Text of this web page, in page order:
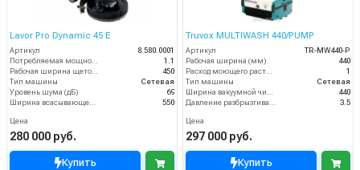
Lavor Pro Dynamic 45 E
Артикул
8.580.0001
Потребляемая мощность (кВт)
1.1
Рабочая ширина щеток (мм)
450
Тип машины
Сетевая
Уровень шума (дБ)
69
Ширина всасывающей балки (мм)
550
Цена
280 000 руб.
Купить
Truvox MULTIWASH 440/PUMP
Артикул
TR-MW440-P
Рабочая ширина (мм)
440
Расход моющего раствора (л/мин)
1
Тип машины
Сетевая
Ширина вакуумной чистки (мм)
440
Давление разбрызгивания моющего раствора (бар)
3.5
Цена
297 000 руб.
Купить